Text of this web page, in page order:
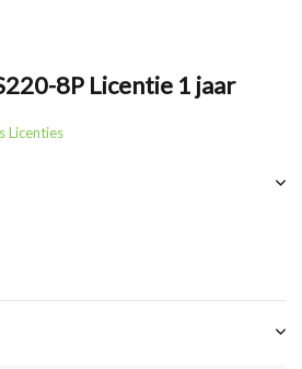
8P Licentie 1 jaar
Licenties